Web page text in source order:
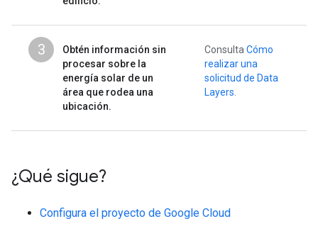
3
Obtén información sin
procesar sobre la
energía solar de un
área que rodea una
ubicación.
Consulta Cómo
realizar una
solicitud de Data
Layers
¿Qué sigue?
Configura el proyecto de Google Cloud